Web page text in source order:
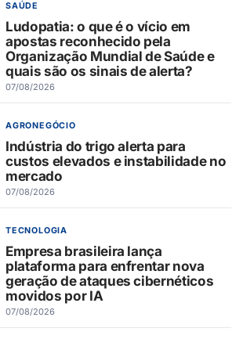
SAÚDE
Ludopatia: o que é o vício em
apostas reconhecido pela
Organização Mundial de Saúde e
quais são os sinais de alerta?
07/08/2026
AGRONEGÓCIO
Indústria do trigo alerta para
custos elevados e instabilidade no
mercado
07/08/2026
TECNOLOGIA
Empresa brasileira lança
plataforma para enfrentar nova
geração de ataques cibernéticos
movidos por IA
07/08/2026